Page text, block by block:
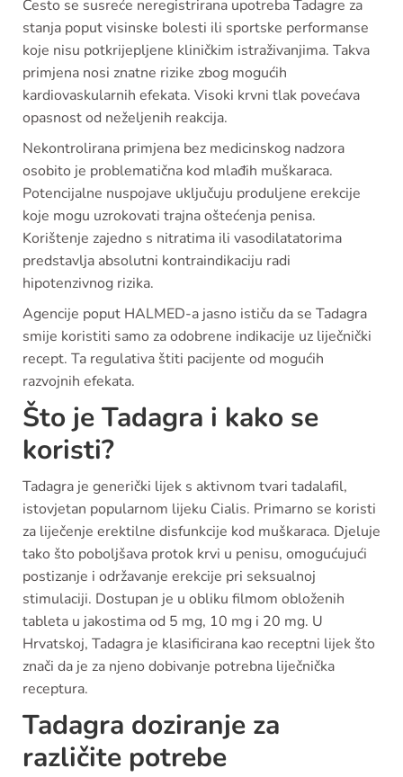
Često se susreće neregistrirana upotreba Tadagre za
stanja poput visinske bolesti ili sportske performanse
koje nisu potkrijepljene kliničkim istraživanjima. Takva
primjena nosi znatne rizike zbog mogućih
kardiovaskularnih efekata. Visoki krvni tlak povećava
opasnost od neželjenih reakcija.
Nekontrolirana primjena bez medicinskog nadzora
osobito je problematična kod mlađih muškaraca.
Potencijalne nuspojave uključuju produljene erekcije
koje mogu uzrokovati trajna oštećenja penisa.
Korištenje zajedno s nitratima ili vasodilatatorima
predstavlja absolutni kontraindikaciju radi
hipotenzivnog rizika.
Agencije poput HALMED-a jasno ističu da se Tadagra
smije koristiti samo za odobrene indikacije uz liječnički
recept. Ta regulativa štiti pacijente od mogućih
razvojnih efekata.
Što je Tadagra i kako se
koristi?
Tadagra je generički lijek s aktivnom tvari tadalafil,
istovjetan popularnom lijeku Cialis. Primarno se koristi
za liječenje erektilne disfunkcije kod muškaraca. Djeluje
tako što poboljšava protok krvi u penisu, omogućujući
postizanje i održavanje erekcije pri seksualnoj
stimulaciji. Dostupan je u obliku filmom obloženih
tableta u jakostima od 5 mg, 10 mg i 20 mg. U
Hrvatskoj, Tadagra je klasificirana kao receptni lijek što
znači da je za njeno dobivanje potrebna liječnička
receptura.
Tadagra doziranje za
različite potrebe